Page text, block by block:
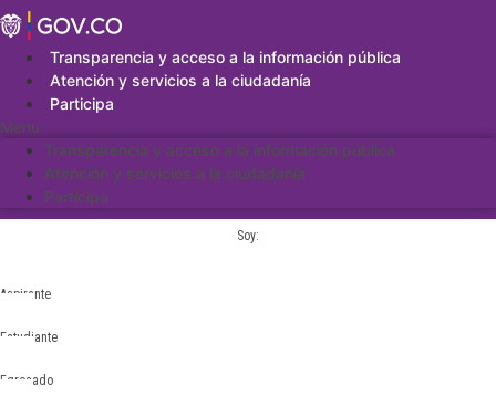
Saltar
al
contenidoTransparencia y acceso a la información pública
Atención y servicios a la ciudadanía
Participa
Menu
Transparencia y acceso a la información pública
Atención y servicios a la ciudadanía
Participa
Soy:
Aspirante
Estudiante
Egresado